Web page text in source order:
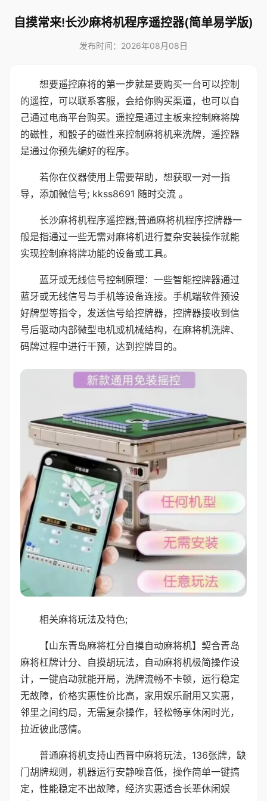
自摸常来!长沙麻将机程序遥控器(简单易学版)
发布时间：2026年08月08日
想要遥控麻将的第一步就是要购买一台可以控制
的遥控，可以联系客服，会给你购买渠道，也可以自
己通过电商平台购买。遥控是通过主板来控制麻将牌
的磁性，和骰子的磁性来控制麻将机来洗牌，遥控器
是通过你预先编好的程序。
若你在仪器使用上需要帮助，想获取一对一指
导，添加微信号; kkss8691 随时交流 。
长沙麻将机程序遥控器;普通麻将机程序控牌器一
般是指通过一些无需对麻将机进行复杂安装操作就能
实现控制麻将牌功能的设备或工具。
蓝牙或无线信号控制原理：一些智能控牌器通过
蓝牙或无线信号与手机等设备连接。手机端软件预设
好牌型等指令，发送信号给控牌器，控牌器接收到信
号后驱动内部微型电机或机械结构，在麻将机洗牌、
码牌过程中进行干预，达到控牌目的。
相关麻将玩法及特色;
【山东青岛麻将杠分自摸自动麻将机】契合青岛
麻将杠牌计分、自摸胡玩法，自动麻将机极简操作设
计，一键启动就能开局，洗牌流畅不卡顿，运行稳定
无故障，价格实惠性价比高，家用娱乐耐用又实惠，
邻里之间约局，无需复杂操作，轻松畅享休闲时光，
拉近彼此感情。
普通麻将机支持山西晋中麻将玩法，136张牌，缺
门胡牌规则，机器运行安静噪音低，操作简单一键搞
定，性能稳定不出故障，经济实惠适合长辈休闲娱